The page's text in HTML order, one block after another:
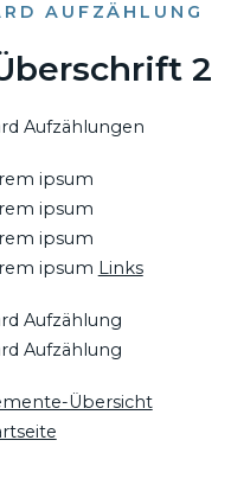
AUFZÄHLUNG
2
Aufzählungen
ipsum
ipsum
ipsum
ipsum Links
Aufzählung
Aufzählung
Übersicht